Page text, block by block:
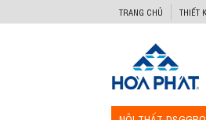
TRANG CHỦ THIẾT